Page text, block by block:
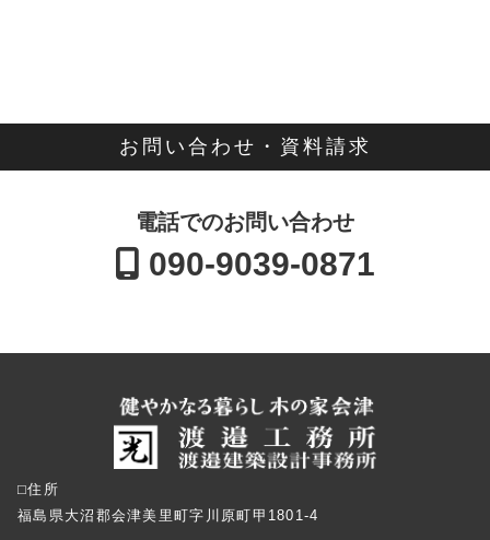
お問い合わせ・資料請求
電話でのお問い合わせ
090-9039-0871
⬜︎住所
福島県大沼郡会津美里町字川原町甲1801-4